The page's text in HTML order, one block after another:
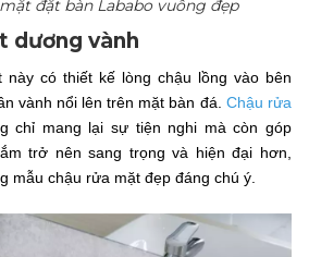
đặt bàn Lababo vuông đẹp
dương vành
này có thiết kế lòng chậu lồng vào bên
vành nổi lên trên mặt bàn đá. Chậu rửa
chỉ mang lại sự tiện nghi mà còn góp
trở nên sang trọng và hiện đại hơn,
mẫu chậu rửa mặt đẹp đáng chú ý.